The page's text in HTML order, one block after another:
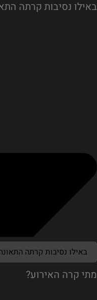
באילו נסיבות קרתה
מתי קרה האירוע?